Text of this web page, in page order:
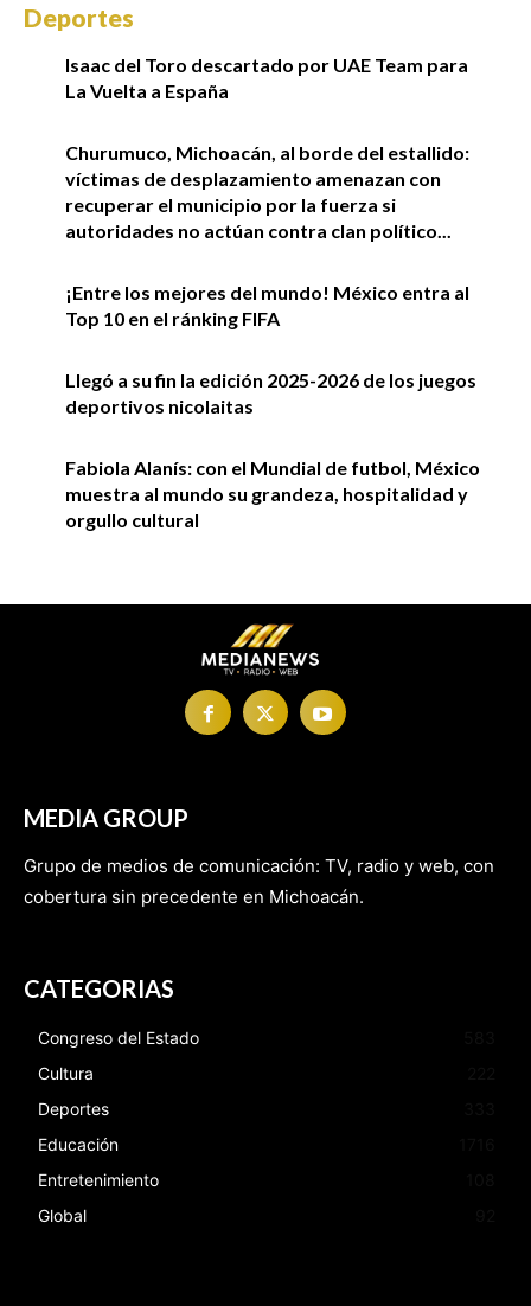
Deportes
Isaac del Toro descartado por UAE Team para
La Vuelta a España
Churumuco, Michoacán, al borde del estallido:
víctimas de desplazamiento amenazan con
recuperar el municipio por la fuerza si
autoridades no actúan contra clan político...
¡Entre los mejores del mundo! México entra al
Top 10 en el ránking FIFA
Llegó a su fin la edición 2025-2026 de los juegos
deportivos nicolaitas
Fabiola Alanís: con el Mundial de futbol, México
muestra al mundo su grandeza, hospitalidad y
orgullo cultural
MEDIA GROUP
Grupo de medios de comunicación: TV, radio y web, con
cobertura sin precedente en Michoacán.
CATEGORIAS
Congreso del Estado
Cultura
Deportes
Educación
Entretenimiento
Global